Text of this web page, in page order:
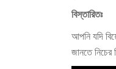
বিস্তারিতঃ
আপনি যদি
জানতে নিচের